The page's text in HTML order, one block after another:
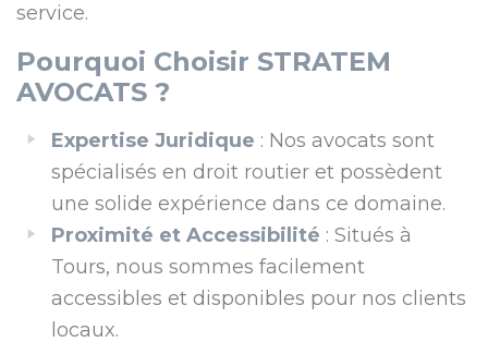
service.
Pourquoi Choisir STRATEM
AVOCATS ?
Expertise Juridique : Nos avocats sont
spécialisés en droit routier et possèdent
une solide expérience dans ce domaine.
Proximité et Accessibilité : Situés à
Tours, nous sommes facilement
accessibles et disponibles pour nos clients
locaux.